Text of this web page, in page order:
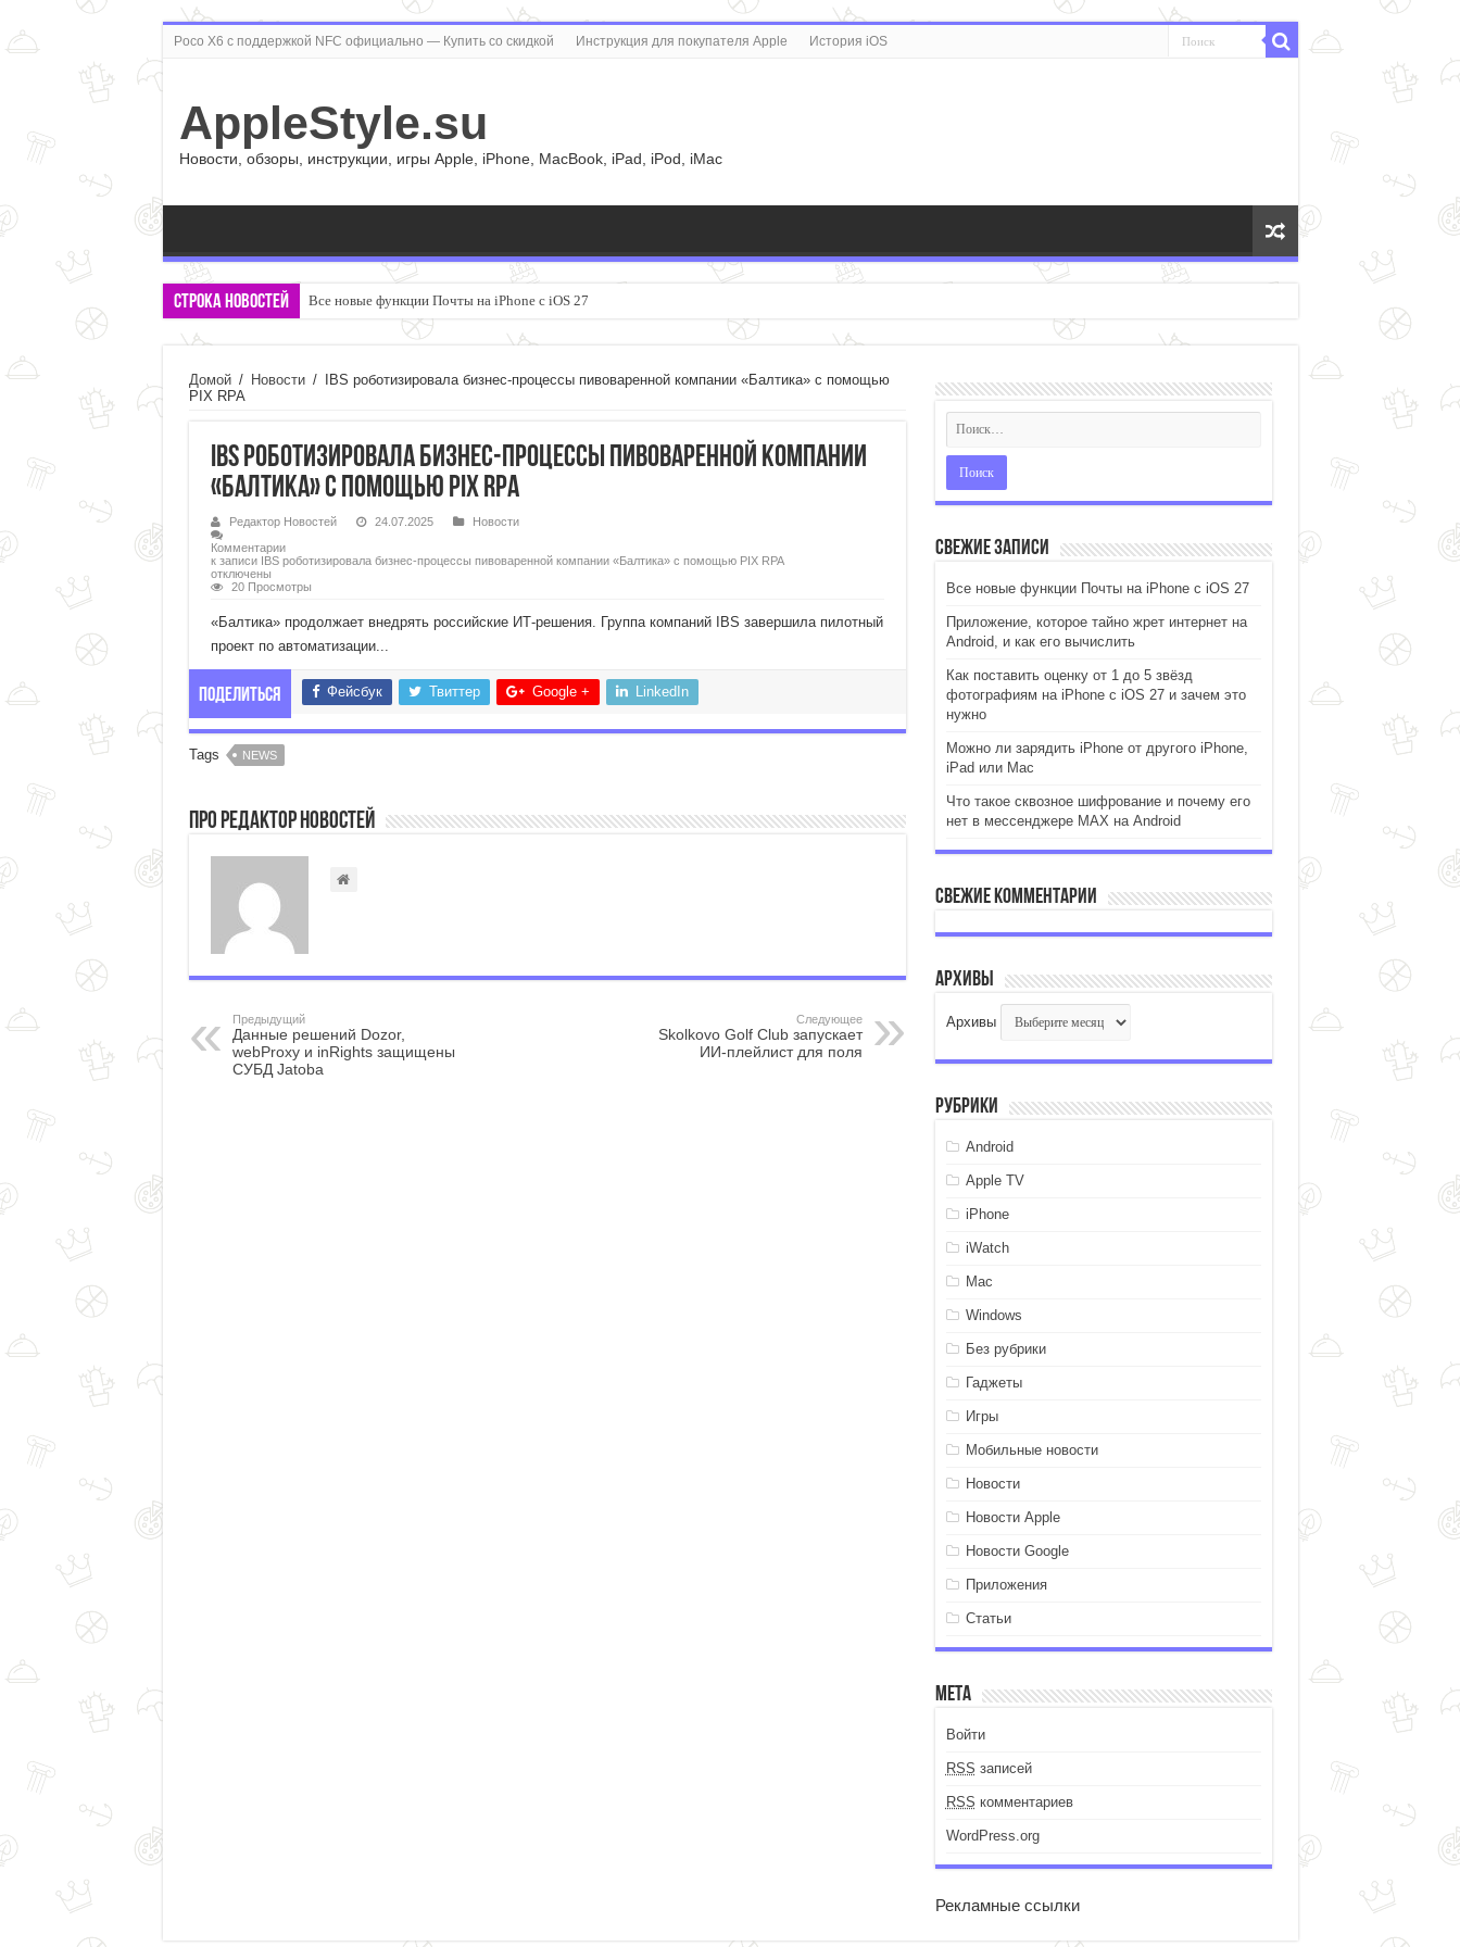
Poco X6 с поддержкой NFC официально — Купить со скидкой Инструкция для покупателя Apple История iOS
AppleStyle.su
Новости, обзоры, инструкции, игры Apple, iPhone, MacBook, iPad, iPod, iMac
Строка новостей Все новые функции Почты на iPhone с iOS 27
Домой / Новости /
IBS роботизировала бизнес-процессы пивоваренной компании «Балтика» с помощью
PIX RPA
IBS роботизировала бизнес-процессы пивоваренной компании
«Балтика» с помощью PIX RPA
Редактор Новостей 24.07.2025
Новости
Комментарии
к записи IBS роботизировала бизнес-процессы пивоваренной компании «Балтика» с помощью PIX RPA
отключены
20 Просмотры
«Балтика» продолжает внедрять российские ИТ-решения. Группа компаний IBS завершила пилотный
проект по автоматизации...
Поделиться Фейсбук Твиттер Google + LinkedIn
Tags NEWS
Про Редактор Новостей
Предыдущий
Данные решений Dozor,
webProxy и inRights защищены
СУБД Jatoba
Следующее
Skolkovo Golf Club запускает
ИИ-плейлист для поля
Свежие записи
Все новые функции Почты на iPhone с iOS 27
Приложение, которое тайно жрет интернет на
Android, и как его вычислить
Как поставить оценку от 1 до 5 звёзд
фотографиям на iPhone с iOS 27 и зачем это
нужно
Можно ли зарядить iPhone от другого iPhone,
iPad или Mac
Что такое сквозное шифрование и почему его
нет в мессенджере MAX на Android
Свежие комментарии
Архивы
Архивы
Рубрики
Android
Apple TV
iPhone
iWatch
Mac
Windows
Без рубрики
Гаджеты
Игры
Мобильные новости
Новости
Новости Apple
Новости Google
Приложения
Статьи
Мета
Войти
RSS записей
RSS комментариев
WordPress.org
Рекламные ссылки